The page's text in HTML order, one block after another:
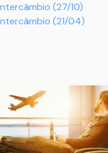
(27/10)
(21/04)